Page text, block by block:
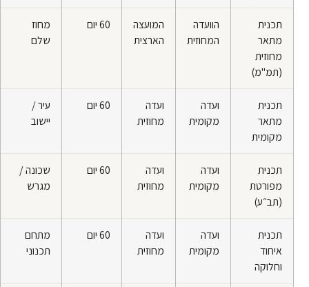
תכנית
מתאר
מחוזית
(תמ"מ)
הוועדה
המחוזית
המועצה
הארצית
60 יום
מחוז
שלם
תכנית
מתאר
מקומית
ועדה
מקומית
ועדה
מחוזית
60 יום
עיר /
יישוב
תכנית
מפורטת
(תב״ע)
ועדה
מקומית
ועדה
מחוזית
60 יום
שכונה /
מגרש
תכנית
איחוד
וחלוקה
ועדה
מקומית
ועדה
מחוזית
60 יום
מתחם
תכנוני